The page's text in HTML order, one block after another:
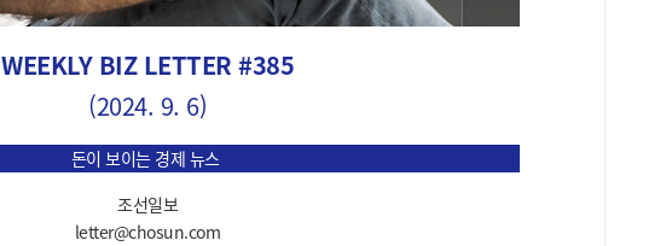
WEEKLY BIZ LETTER #385
(2024. 9. 6)
돈이 보이는 경제 뉴스
조선일보
letter@chosun.com